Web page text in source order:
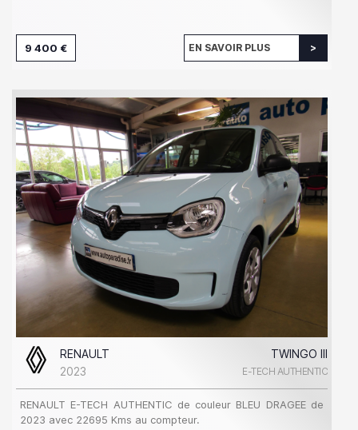
9 400 € EN SAVOIR PLUS
RENAULT
TWINGO III
2023
E-TECH AUTHENTIC
RENAULT E-TECH AUTHENTIC de couleur BLEU DRAGEE de
2023 avec 22695 Kms au compteur.